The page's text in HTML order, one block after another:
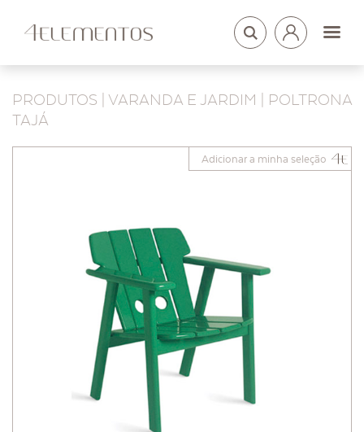
PRODUTOS VARANDA E JARDIM | POLTRONA
TAJÁ
Adicionar a minha seleção
LOGIN
ARQUITETOS